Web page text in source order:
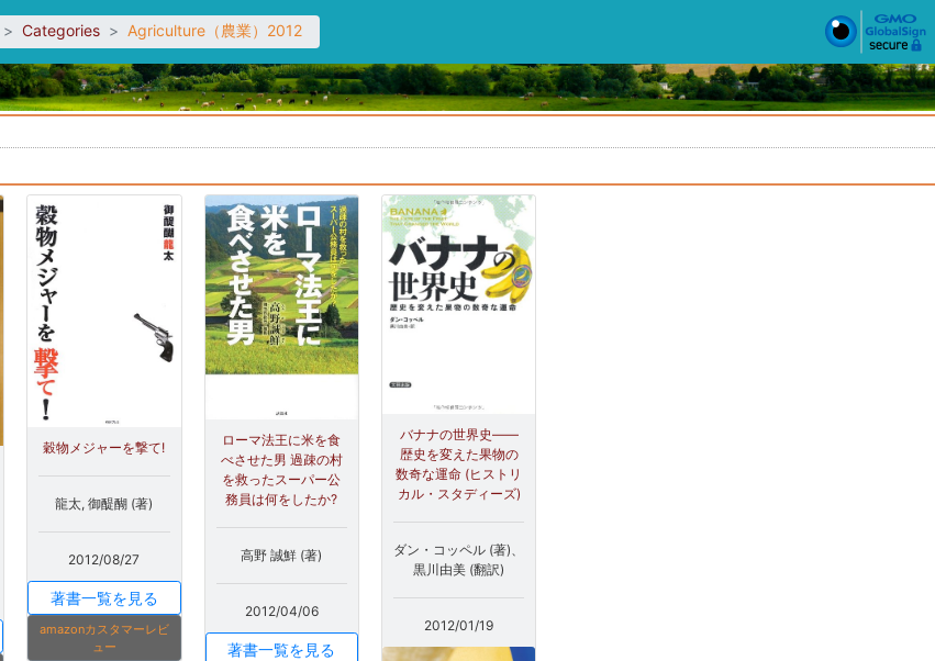
Categories Agriculture（農業）2012
穀物メジャーを撃て!
龍太, 御醍醐 (著)
2012/08/27
著書一覧を見る
amazonカスタマーレビ
ュー
ローマ法王に米を食
べさせた男 過疎の村
を救ったスーパー公
務員は何をしたか?
高野 誠鮮 (著)
2012/04/06
著書一覧を見る
バナナの世界史――
歴史を変えた果物の
数奇な運命 (ヒストリ
カル・スタディーズ)
ダン・コッペル (著)、
黒川由美 (翻訳)
2012/01/19